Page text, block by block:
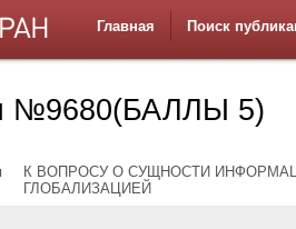
Главная Поиск
№9680(БАЛЛЫ 5)
К ВОПРОСУ О СУЩНОСТИ
ГЛОБАЛИЗАЦИЕЙ